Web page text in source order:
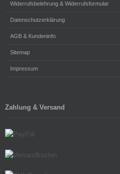
Widerrufsbelehrung & Widerrufsformular
Datenschutzerklärung
AGB & Kundeninfo
Sitemap
Impressum
Zahlung & Versand